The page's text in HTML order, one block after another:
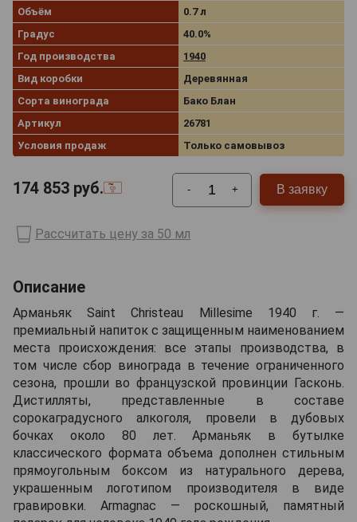
Объём
0.7 л
Градус
40.0%
Год производства
1940
Вид коробки
Деревянная
Сорта винограда
Бако Блан
Артикул
26781
Условия продаж
Только самовывоз
174 853 руб. - + В заявку
Рассчитать цену за 50 мл
Описание
Арманьяк Saint Christeau Millesime 1940 г. —
премиальный напиток с защищенным наименованием
места происхождения: все этапы производства, в
том числе сбор винограда в течение ограниченного
сезона, прошли во французской провинции Гасконь.
Дистилляты, представленные в составе
сорокаградусного алкоголя, провели в дубовых
бочках около 80 лет. Арманьяк в бутылке
классического формата объема дополнен стильным
прямоугольным боксом из натурального дерева,
украшенным логотипом производителя в виде
гравировки. Armagnac — роскошный, памятный